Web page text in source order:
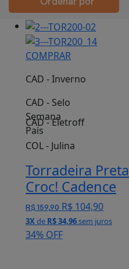
COMPRAR
CAD - Inverno
CAD - Selo
Semana
Pais
CAD - Eletroff
COL - Julina
Torradeira Preta
Croc! Cadence
R$ 159,90 R$ 104,90
3Xde R$ 34,96sem juros
34% OFF